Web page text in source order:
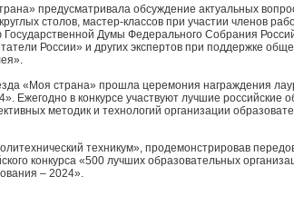
предусматривала обсуждение актуальных
столов, мастер-классов при участии членов
Думы Федерального Собрания
России» и других экспертов при поддержке
«Моя страна» прошла церемония награждения
Ежегодно в конкурсе участвуют лучшие
методик и технологий организации
техникум», продемонстрировав
конкурса «500 лучших образовательных
– 2024».